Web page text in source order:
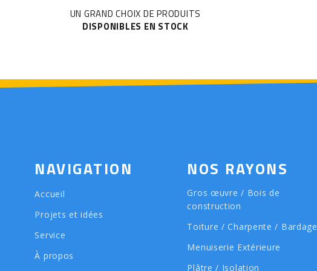
UN GRAND CHOIX DE PRODUITS
DISPONIBLES EN STOCK
NAVIGATION
Accueil
Projets et idées
Service
À propos
NOS RAYONS
Gros œuvre / Bois de
construction
Toiture / Charpente / Bardage
Menuiserie Extérieure
Plâtre / Isolation